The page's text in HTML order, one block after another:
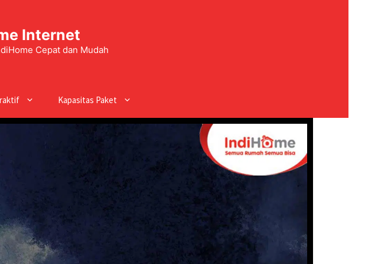
Internet
Cepat dan Mudah
Kapasitas Paket